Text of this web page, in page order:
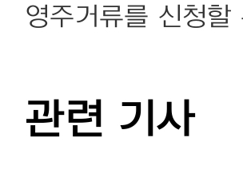
영주거류를 신청할
관련 기사